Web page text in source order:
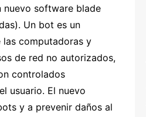
nuevo software blade
Un bot es un
computadoras y
de red no autorizados,
controlados
usuario. El nuevo
y a prevenir daños al